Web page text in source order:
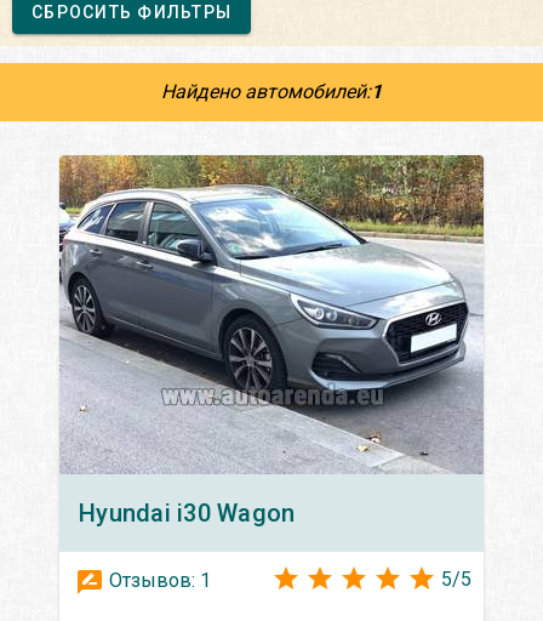
СБРОСИТЬ ФИЛЬТРЫ
Найдено автомобилей:1
Hyundai i30 Wagon
Отзывов: 1 5/5